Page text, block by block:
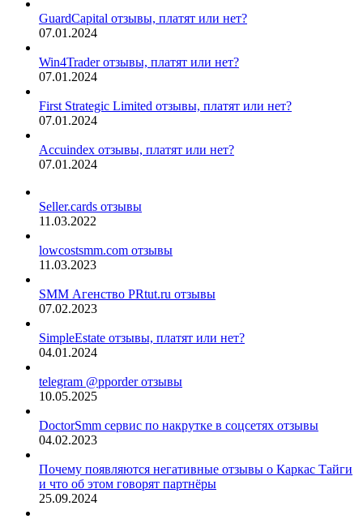
GuardCapital отзывы, платят или нет?
07.01.2024
Win4Trader отзывы, платят или нет?
07.01.2024
First Strategic Limited отзывы, платят или нет?
07.01.2024
Accuindex отзывы, платят или нет?
07.01.2024
Seller.cards отзывы
11.03.2022
lowcostsmm.com отзывы
11.03.2023
SMM Агенство PRtut.ru отзывы
07.02.2023
SimpleEstate отзывы, платят или нет?
04.01.2024
telegram @pporder отзывы
10.05.2025
DoctorSmm сервис по накрутке в соцсетях отзывы
04.02.2023
Почему появляются негативные отзывы о Каркас Тайги
и что об этом говорят партнёры
25.09.2024